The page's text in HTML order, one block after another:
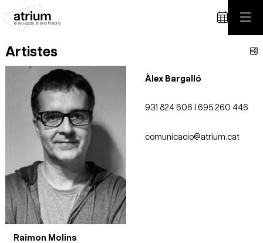
Artistes
Raimon Molins
Àlex Bargalló
931 824 606 I 695 260 446
comunicacio@atrium.cat